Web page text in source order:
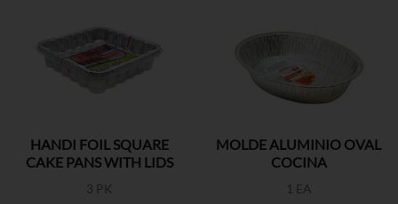
HANDI FOIL SQUARE
CAKE PANS WITH LIDS
3 PK
MOLDE ALUMINIO OVAL
COCINA
1 EA